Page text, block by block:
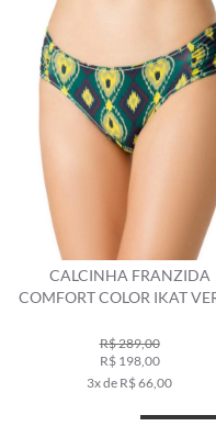
COMFORT COLOR IKAT
ESCURO
R$ 289,00
3x de R$ 66,00
31% OFF